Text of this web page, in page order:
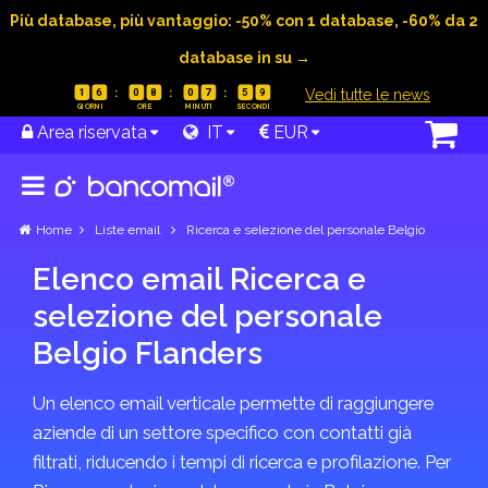
Più database, più vantaggio: -50% con 1 database, -60% da 2
database in su →
1 6 0 8 0 7 5 9 Vedi tutte le news
Area riservata IT EUR
Home Liste email Ricerca e selezione del personale Belgio
Elenco email Ricerca e
selezione del personale
Belgio Flanders
Un elenco email verticale permette di raggiungere
aziende di un settore specifico con contatti già
filtrati, riducendo i tempi di ricerca e profilazione. Per